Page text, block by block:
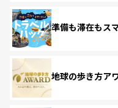
準備も滞在もス
地球の歩き方ア